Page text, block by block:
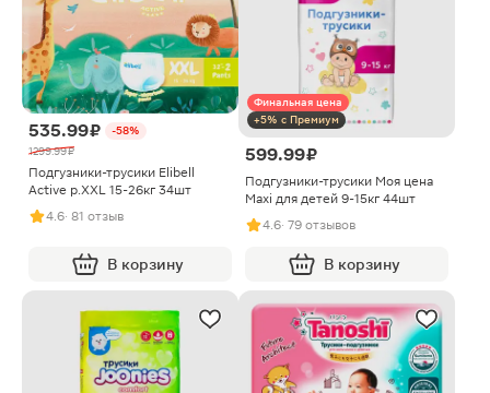
535.99 ₽
-58%
1299.99 ₽
Подгузники-трусики Elibell
Active р.XXL 15-26кг 34шт
4.6· 81 отзыв
В корзину
Финальная цена
+5% с Премиум
599.99 ₽
Подгузники-трусики Моя цена
Maxi для детей 9-15кг 44шт
4.6· 79 отзывов
В корзину